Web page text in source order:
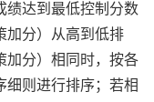
绩达到最低控制分数
加分）从高到低排
加分）相同时，按各
细则进行排序；若相